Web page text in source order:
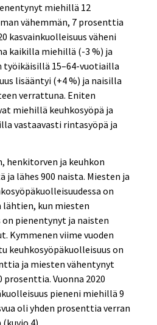
miehillä 12
vähemmän, 7 prosenttia
kasvainkuolleisuus väheni
kaikilla miehillä (-3 %) ja
työikäisillä 15–64-vuotiailla
lisääntyi (+4 %) ja naisilla
verrattuna. Eniten
miehillä keuhkosyöpä ja
vastaavasti rintasyöpä ja
henkitorven ja keuhkon
ja lähes 900 naista. Miesten ja
on
kun miesten
pienentynyt ja naisten
Kymmenen viime vuoden
keuhkosyöpäkuolleisuus on
ja miesten vähentynyt
prosenttia. Vuonna 2020
pieneni miehillä 9
oli yhden prosenttia verran
4).